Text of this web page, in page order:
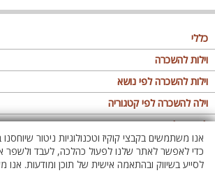
כללי
מגזין
פרסום באתר
תקנון
מדיניות פרטיות
וילות להשכרה
וילות בצפון
וילות במרכז
וילות בדרום
וילות באילת
וילות בשרון
וילות להשכרה לפי נושא
וילה לזוגות
וילות למשפחות
וילות לציבור הדתי
אירוח דרוזי
וילה להשכרה לפי קטגוריה
וילות עם בריכה
וילה עם בריכה מחוממת
וילה עם בריכה מחוממת מקורה
לופטים להשכרה
לופט
לופטים בצפון
אנו משתמשים בקבצי קוקיז וטכנולוגיות ניטור
כדי לאפשר לאתר שלנו לפעול כהלכה, לעבד ולשפר
לסייע בשיווק ובהתאמה אישית של תוכן ומודעות. אנו